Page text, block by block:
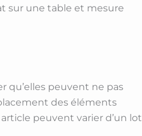
sur une table et mesure
qu’elles peuvent ne pas
des éléments
peuvent varier d’un lot